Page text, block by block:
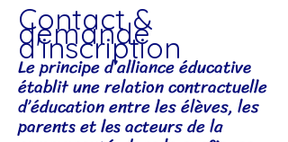
Contact &
demande
d'inscription
Le principe d’alliance éducative
établit une relation contractuelle
d’éducation entre les élèves, les
parents et les acteurs de la